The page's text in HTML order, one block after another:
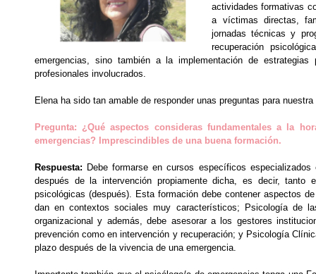
actividades formativas
a víctimas directas,
jornadas técnicas y
recuperación
emergencias, sino también a la implementación de
profesionales involucrados.
Elena ha sido tan amable de responder unas preguntas para nuestra
Pregunta: ¿Qué aspectos consideras fundamentales a la
emergencias? Imprescindibles de una buena formación.
Respuesta: Debe formarse en cursos específicos
después de la intervención propiamente dicha, es decir, tanto
psicológicas (después). Esta formación debe contener aspectos
dan en contextos sociales muy característicos; Psicología de
organizacional y además, debe asesorar a los gestores
prevención como en intervención y recuperación; y Psicología
plazo después de la vivencia de una emergencia.